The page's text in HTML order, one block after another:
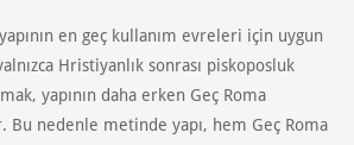
yapının en geç kullanım evreleri için uygun
Hristiyanlık sonrası piskoposluk
yapının daha erken Geç Roma
Bu nedenle metinde yapı, hem Geç Roma